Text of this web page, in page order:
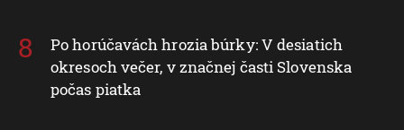
Po horúčavách hrozia búrky: V desiatich
okresoch večer, v značnej časti Slovenska
počas piatka